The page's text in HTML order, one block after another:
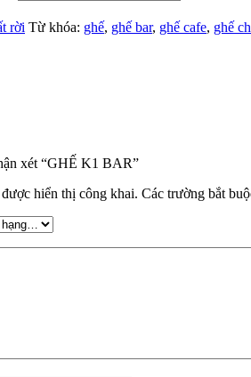
rời Từ khóa: ghế, ghế bar, ghế cafe, ghế
xét “GHẾ K1 BAR”
hiển thị công khai. Các trường bắt